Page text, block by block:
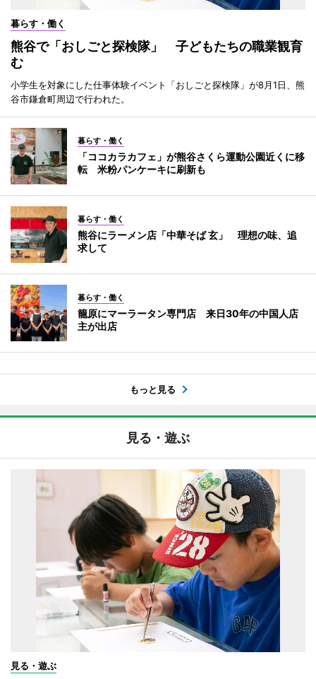
暮らす・働く
熊谷で「おしごと探検隊」 子どもたちの職業観育
む
小学生を対象にした仕事体験イベント「おしごと探検隊」が8月1日、熊
谷市鎌倉町周辺で行われた。
暮らす・働く
「ココカラカフェ」が熊谷さくら運動公園近くに移
転 米粉パンケーキに刷新も
暮らす・働く
熊谷にラーメン店「中華そば 玄」 理想の味、追
求して
暮らす・働く
籠原にマーラータン専門店 来日30年の中国人店
主が出店
もっと見る
見る・遊ぶ
見る・遊ぶ